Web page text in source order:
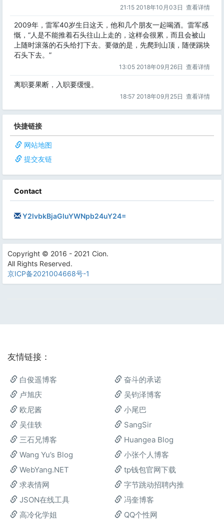
21:15 2018年10月03日 查看详情
2009年，雷军40岁生日这天，他和几个朋友一起喝酒。雷军感
慨，“人是不能推着石头往山上走的，这样会很累，而且会被山
上随时滚落的石头给打下去。要做的是，先爬到山顶，随便踢块
石头下去。”
13:05 2018年09月26日 查看详情
离职要果断，入职要缓慢。
18:57 2018年09月25日 查看详情
快捷链接
网站地图
提交友链
Contact
Y2lvbkBjaGluYWNpb24uY24=
Copyright © 2016 - 2021 Cion.
All Rights Reserved.
京ICP备2021004668号-1
友情链接：
白俊遥博客
奋斗的承诺
卢旭庆
吴钧泽博客
欧尼酱
小尾巴
吴佳轶
SangSir
三石兄博客
Huangea Blog
Wang Yu’s Blog
小张个人博客
WebYang.NET
tp钱包官网下载
求表情网
字节跳动招聘内推
JSON在线工具
冯奎博客
高冷化学姐
QQ个性网